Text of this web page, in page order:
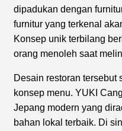
dipadukan dengan
furnitur yang terkenal
Konsep unik terbilang
orang menoleh saat
Desain restoran tersebut
konsep menu. YUKI
Jepang modern yang
bahan lokal terbaik. Di